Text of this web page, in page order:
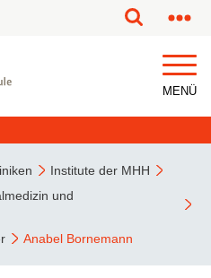
MENÜ
Institute der MHH
und
Anabel Bornemann